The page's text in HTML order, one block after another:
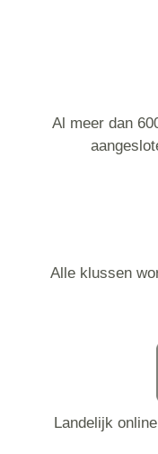
Al meer dan
Alle klussen
Landelijk